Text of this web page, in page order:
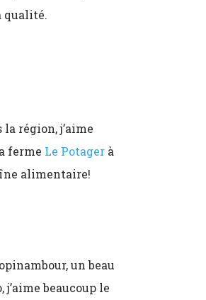
qualité.
région, j’aime
ferme Le Potagerà
alimentaire!
un beau
beaucoup le